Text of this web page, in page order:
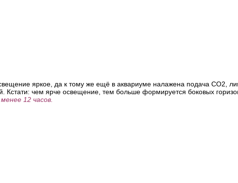
яркое, да к тому же ещё в аквариуме налажена подача СО2,
Кстати: чем ярче освещение , тем больше формируется боковых
12 часов.